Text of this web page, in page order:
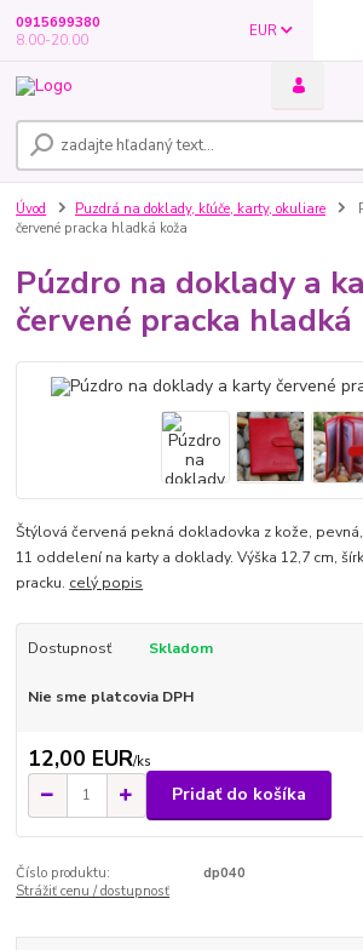
EUR
0915699380
8.00-20.00
Úvod Puzdrá na doklady, kľúče, karty, okuliare
červené pracka hladká koža
Púzdro na doklady a
červené pracka hladká
Štýlová červená pekná dokladovka z kože,
11 oddelení na karty a doklady. Výška 12,7 cm,
pracku. celý popis
Dostupnosť Skladom
Nie sme platcovia DPH
12,00 EUR/ks
Pridať do košíka
Číslo produktu:
dp040
Strážiť cenu / dostupnosť